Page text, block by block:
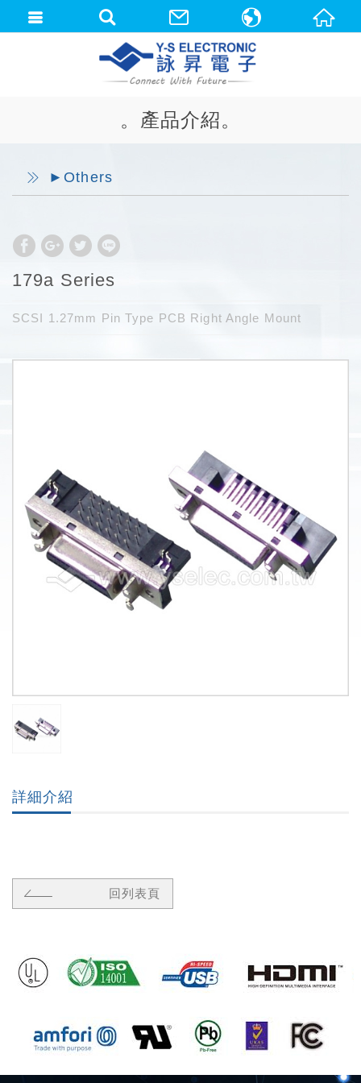
。產品介紹。
►Others
179a Series
SCSI 1.27mm Pin Type PCB Right Angle Mount
詳細介紹
回列表頁
中文(繁體)
English